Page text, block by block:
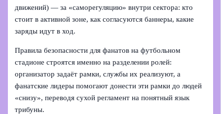
движений) — за «саморегуляцию» внутри сектора: кто
стоит в активной зоне, как согласуются баннеры, какие
заряды идут в ход.
Правила безопасности для фанатов на футбольном
стадионе строятся именно на разделении ролей:
организатор задаёт рамки, службы их реализуют, а
фанатские лидеры помогают донести эти рамки до людей
«снизу», переводя сухой регламент на понятный язык
трибуны.